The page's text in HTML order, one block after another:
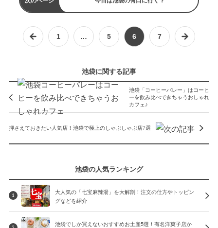
1 … 5 6 7
池袋に関する記事
池袋「コーヒーバレー」はコーヒ
ーを飲み比べできちゃうおしゃれ
カフェ♪
押さえておきたい人気店！池袋で極上のしゃぶしゃぶ店7選
池袋の人気ランキング
1
大人気の「七宝麻辣湯」を大解剖！注文の仕方やトッピン
グなどを紹介
池袋でしか買えないおすすめお土産5選！有名洋菓子店か